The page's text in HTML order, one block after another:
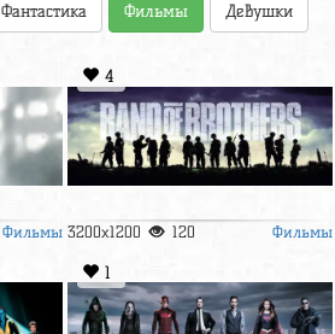
Фантастика Фильмы Девушки
Фильмы
4
3200x1200 120 Фильмы
1